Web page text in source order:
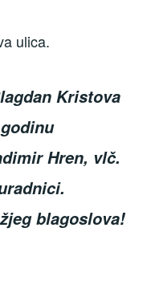
ulica.
Kristova
Hren, vlč.
blagoslova!